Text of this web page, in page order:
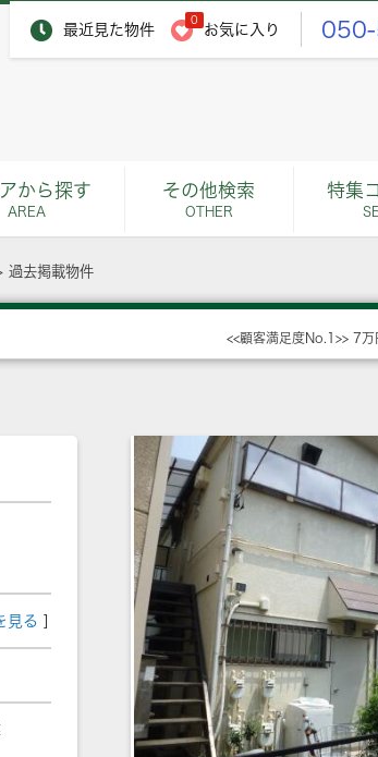
最近見た物件
0
お気に入り
から探す
AREA
その他検索
OTHER
特集
過去掲載物件
<<顧客満足度No.1>> 7万
見る